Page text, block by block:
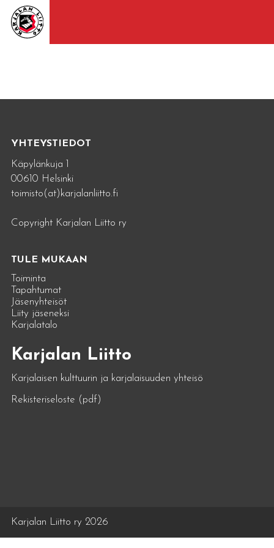
YHTEYSTIEDOT
Käpylänkuja 1
00610 Helsinki
toimisto(at)karjalanliitto.fi
Copyright Karjalan Liitto ry
TULE MUKAAN
Toiminta
Tapahtumat
Jäsenyhteisöt
Liity jäseneksi
Karjalatalo
Karjalan Liitto
Karjalaisen kulttuurin ja karjalaisuuden yhteisö
Rekisteriseloste (pdf)
Karjalan Liitto ry 2026